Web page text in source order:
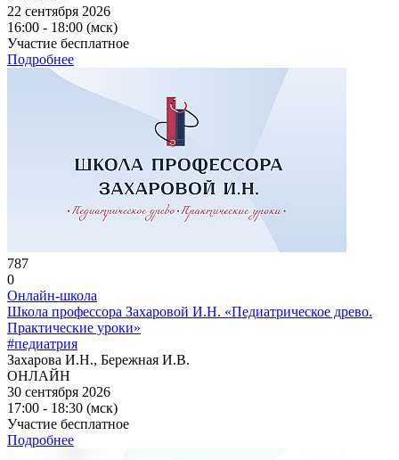
22 сентября 2026
16:00 - 18:00 (мск)
Участие бесплатное
Подробнее
787
0
Онлайн-школа
Школа профессора Захаровой И.Н. «Педиатрическое древо.
Практические уроки»
#педиатрия
Захарова И.Н., Бережная И.В.
ОНЛАЙН
30 сентября 2026
17:00 - 18:30 (мск)
Участие бесплатное
Подробнее